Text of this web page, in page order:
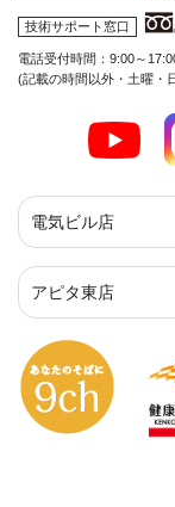
技術サポート窓口
電話受付時間：9:00～
(記載の時間以外・土曜・
電気ビル店
アピタ東店